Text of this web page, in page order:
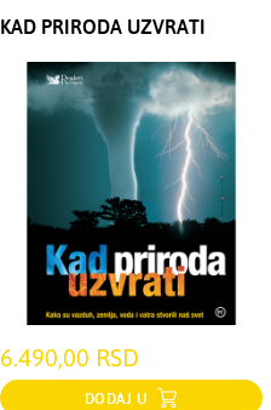
KAD PRIRODA UZVRATI
6.490,00 RSD
DODAJ U